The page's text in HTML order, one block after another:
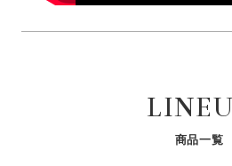
(保湿成分) ※3:保湿成分 ※4:乾燥によ
商品一覧